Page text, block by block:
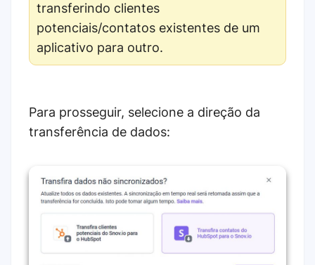
transferindo clientes
potenciais/contatos existentes de um
aplicativo para outro.
Para prosseguir, selecione a direção da
transferência de dados: